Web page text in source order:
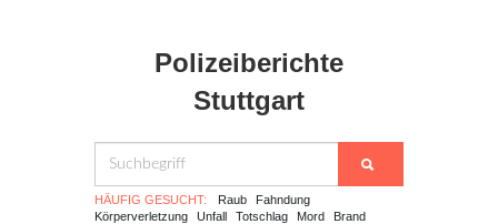
Polizeiberichte
Stuttgart
HÄUFIG GESUCHT: Raub
Fahndung
Körperverletzung
Unfall Totschlag Mord
Brand